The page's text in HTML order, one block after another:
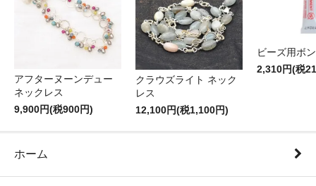
アフターヌーンデュー
ネックレス
9,900円(税900円)
クラウズライト ネック
レス
12,100円(税1,100円)
ビーズ用ボ
2,310円(税
ホーム